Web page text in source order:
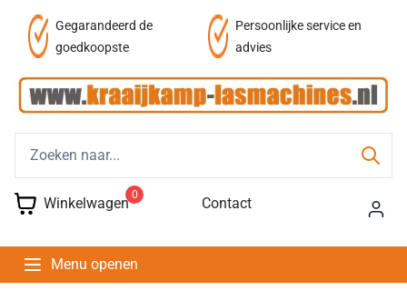
Gegarandeerd de
goedkoopste
Persoonlijke service en
advies
Winkelwagen 0 Contact
Menu openen